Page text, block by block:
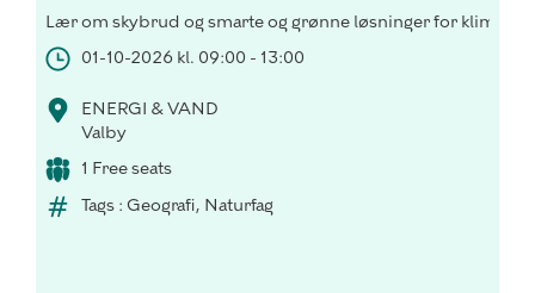
Lær om skybrud og smarte og grønne løsninger for
01-10-2026 kl. 09:00 - 13:00
ENERGI & VAND
Valby
1 Free seats
Tags : Geografi, Naturfag